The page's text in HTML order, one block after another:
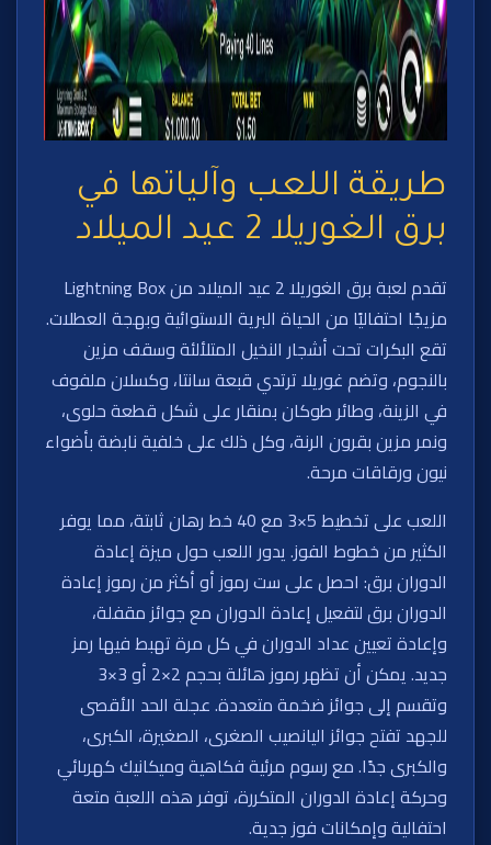
طريقة اللعب وآلياتها في
برق الغوريلا 2 عيد الميلاد
تقدم لعبة برق الغوريلا 2 عيد الميلاد من Lightning Box
مزيجًا احتفاليًا من الحياة البرية الاستوائية وبهجة العطلات.
تقع البكرات تحت أشجار النخيل المتلألئة وسقف مزين
بالنجوم، وتضم غوريلا ترتدي قبعة سانتا، وكسلان ملفوف
في الزينة، وطائر طوكان بمنقار على شكل قطعة حلوى،
ونمر مزين بقرون الرنة، وكل ذلك على خلفية نابضة بأضواء
نيون ورقاقات مرحة.
اللعب على تخطيط 5×3 مع 40 خط رهان ثابتة، مما يوفر
الكثير من خطوط الفوز. يدور اللعب حول ميزة إعادة
الدوران برق: احصل على ست رموز أو أكثر من رموز إعادة
الدوران برق لتفعيل إعادة الدوران مع جوائز مقفلة،
وإعادة تعيين عداد الدوران في كل مرة تهبط فيها رمز
جديد. يمكن أن تظهر رموز هائلة بحجم 2×2 أو 3×3
وتقسم إلى جوائز ضخمة متعددة. عجلة الحد الأقصى
للجهد تفتح جوائز اليانصيب الصغرى، الصغيرة، الكبرى،
والكبرى جدًا. مع رسوم مرئية فكاهية وميكانيك كهربائي
وحركة إعادة الدوران المتكررة، توفر هذه اللعبة متعة
احتفالية وإمكانات فوز جدية.